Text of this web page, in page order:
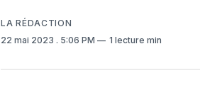
LA RÉDACTION
22 mai 2023 . 5:06 PM 1 lecture min